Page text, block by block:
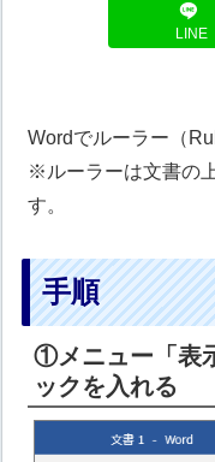
LINE
Wordでルーラー（
※ルーラーは文書の
す。
手順
①メニュー「表
ックを入れる